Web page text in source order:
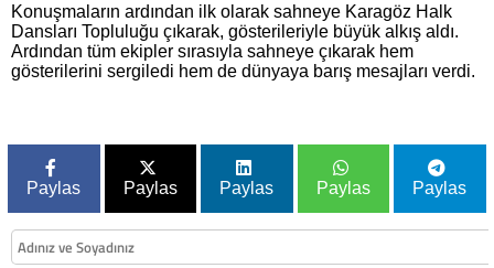
Konuşmaların ardından ilk olarak sahneye Karagöz Halk
Dansları Topluluğu çıkarak, gösterileriyle büyük alkış aldı.
Ardından tüm ekipler sırasıyla sahneye çıkarak hem
gösterilerini sergiledi hem de dünyaya barış mesajları verdi.
Paylas Paylas Paylas Paylas Paylas